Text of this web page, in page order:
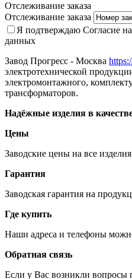
Отслеживание заказа
Отслеживание заказа
Я подтверждаю Согласие
данных
Завод Прогресс - Москва
электротехнической
электромонтажного,
трансформаторов.
Надёжные изделия в
Цены
Заводские цены на все
Гарантия
Заводская гарантия на
Где купить
Наши адреса и телефоны
Обратная связь
Если у Вас возникли вопросы